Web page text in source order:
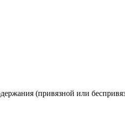
(привязной или